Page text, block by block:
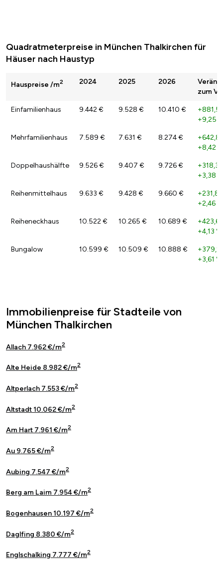
Quadratmeterpreise in München Thalkirchen für
Häuser nach Haustyp
Hauspreise /m2 2024 2025 2026
zum
Einfamilienhaus 9.442 € 9.528 € 10.410 €
+9,25
Mehrfamilienhaus 7.589 € 7.631 € 8.274 €
+8,42 %
Doppelhaushälfte 9.526 € 9.407 € 9.726 €
+3,38 %
Reihenmittelhaus 9.633 € 9.428 € 9.660 €
+2,46 %
Reiheneckhaus 10.522 € 10.265 € 10.689 €
+4,13 %
Bungalow 10.599 € 10.509 € 10.888 €
+3,61 %
Immobilienpreise für Stadteile von
München Thalkirchen
Allach 7.962 €/m2
Alte Heide 8.982 €/m2
Altperlach 7.553 €/m2
Altstadt 10.062 €/m2
Am Hart 7.961 €/m2
Au 9.765 €/m2
Aubing 7.547 €/m2
Berg am Laim 7.954 €/m2
Bogenhausen 10.197 €/m2
Daglfing 8.380 €/m2
Englschalking 7.777 €/m2